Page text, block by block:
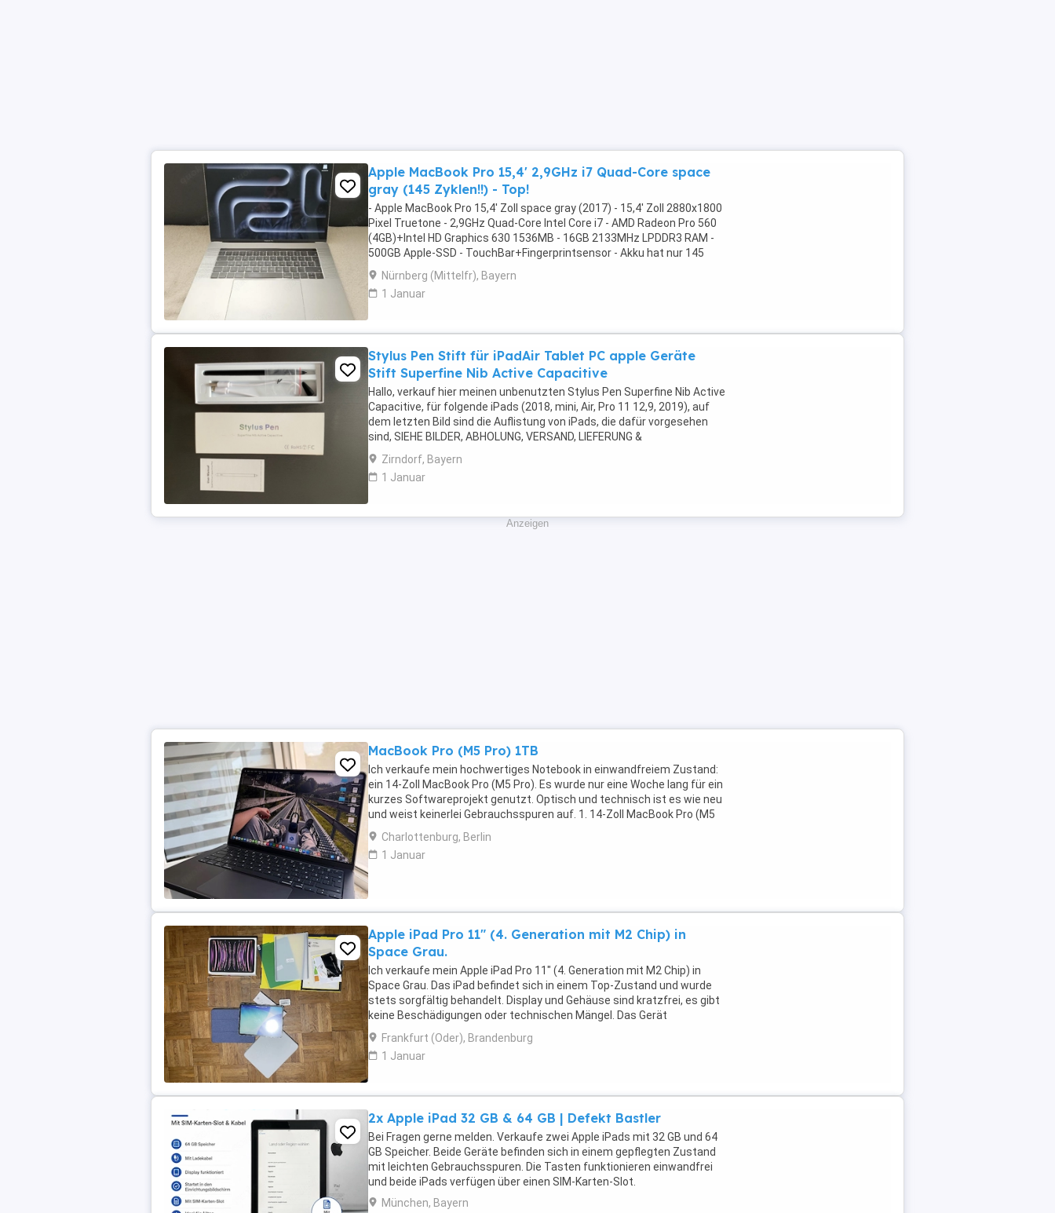
Apple MacBook Pro 15,4' 2,9GHz i7 Quad-Core space
gray (145 Zyklen!!) - Top!
- Apple MacBook Pro 15,4' Zoll space gray (2017) - 15,4' Zoll 2880x1800
Pixel Truetone - 2,9GHz Quad-Core Intel Core i7 - AMD Radeon Pro 560
(4GB)+Intel HD Graphics 630 1536MB - 16GB 2133MHz LPDDR3 RAM -
500GB Apple-SSD - TouchBar+Fingerprintsensor - Akku hat nur 145
Zyklen!!! - MacOs Ventura (13.7.8) ...
Nürnberg (Mittelfr), Bayern
1 Januar
Stylus Pen Stift für iPadAir Tablet PC apple Geräte
Stift Superfine Nib Active Capacitive
Hallo, verkauf hier meinen unbenutzten Stylus Pen Superfine Nib Active
Capacitive, für folgende iPads (2018, mini, Air, Pro 11 12,9, 2019), auf
dem letzten Bild sind die Auflistung von iPads, die dafür vorgesehen
sind, SIEHE BILDER, ABHOLUNG, VERSAND, LIEFERUNG &
PROFESSIONELLE MONTAGE NACH ABSPRACHE ...
Zirndorf, Bayern
1 Januar
Anzeigen
MacBook Pro (M5 Pro) 1TB
Ich verkaufe mein hochwertiges Notebook in einwandfreiem Zustand:
ein 14-Zoll MacBook Pro (M5 Pro). Es wurde nur eine Woche lang für ein
kurzes Softwareprojekt genutzt. Optisch und technisch ist es wie neu
und weist keinerlei Gebrauchsspuren auf. 1. 14-Zoll MacBook Pro (M5
Pro): Konnektivität der nächsten ...
Charlottenburg, Berlin
1 Januar
Apple iPad Pro 11" (4. Generation mit M2 Chip) in
Space Grau.
Ich verkaufe mein Apple iPad Pro 11" (4. Generation mit M2 Chip) in
Space Grau. Das iPad befindet sich in einem Top-Zustand und wurde
stets sorgfältig behandelt. Display und Gehäuse sind kratzfrei, es gibt
keine Beschädigungen oder technischen Mängel. Das Gerät
funktioniert einwandfrei und wurde hauptsächlich ...
Frankfurt (Oder), Brandenburg
1 Januar
2x Apple iPad 32 GB & 64 GB | Defekt Bastler
Bei Fragen gerne melden. Verkaufe zwei Apple iPads mit 32 GB und 64
GB Speicher. Beide Geräte befinden sich in einem gepflegten Zustand
mit leichten Gebrauchsspuren. Die Tasten funktionieren einwandfrei
und beide iPads verfügen über einen SIM-Karten-Slot.
München, Bayern